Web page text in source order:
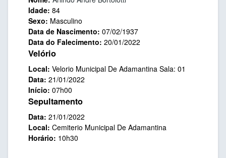
Idade: 84
Sexo: Masculino
Data de Nascimento: 07/02/1937
Data do Falecimento: 20/01/2022
Velório
Local: Velorio Municipal De Adamantina Sala: 01
Data: 21/01/2022
Início: 07h00
Sepultamento
Data: 21/01/2022
Local: Cemiterio Municipal De Adamantina
Horário: 10h30